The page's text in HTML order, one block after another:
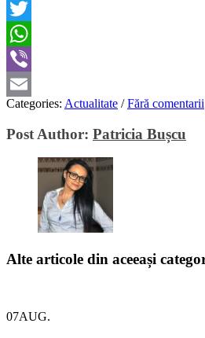
Facebook
Twitter
WhatsApp
Viber
Email
Categories: Actualitate / Fără comentarii
Post Author: Patricia Bușcu
Alte articole din aceeași
07AUG.